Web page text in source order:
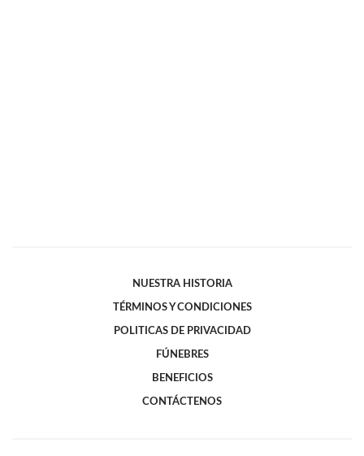
NUESTRA HISTORIA
TÉRMINOS Y CONDICIONES
POLITICAS DE PRIVACIDAD
FÚNEBRES
BENEFICIOS
CONTÁCTENOS